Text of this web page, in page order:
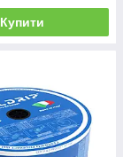
Купити